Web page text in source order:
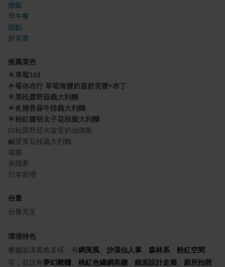
燉飯
早午餐
甜點
舒芙蕾
推薦菜色
🌟草莓101
🌟莓你布行 草莓海鹽奶蓋舒芙蕾+布丁
🌟黑松露野菇義大利麵
🌟炙燒香蒜牛排義大利麵
🌟粉紅醬明太子花枝義大利麵
白松露野菇水波蛋奶油燉飯
鹹蛋黃花枝義大利麵
莓樂
美國夢
日本賞櫻
份量
份量充足
環境特色
餐廳裝潢風格多樣，有網美風 沙漠仙人掌 森林系
粉紅空間
等，並設有夢幻鞦韆 桃紅色罐網美牆 鏡面設計走廊
廁所拍照